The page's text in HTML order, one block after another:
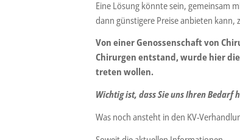
Eine Lösung könnte sein, gemeinsam
dann günstigere Preise anbieten kann,
Von einer Genossenschaft von
Chirurgen entstand, wurde hier
treten wollen.
Wichtig ist, dass Sie uns Ihren
Was noch ansteht in den KV-